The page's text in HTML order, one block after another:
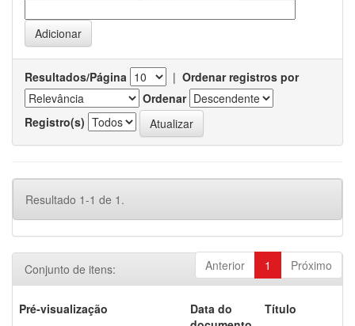
Resultados/Página | Ordenar registros por
Ordenar
Registro(s)
Resultado 1-1 de 1.
Anterior 1 Próximo
Conjunto de itens:
Pré-visualização
Data do
Título